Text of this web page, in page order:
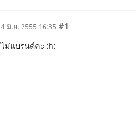
4 มิ.ย. 2555 16:35 #1
ไม่แบรนด์คะ :h: